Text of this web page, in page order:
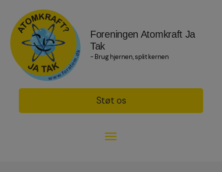
Foreningen Atomkraft Ja
Tak
- Brug hjernen, split kernen
Støt os